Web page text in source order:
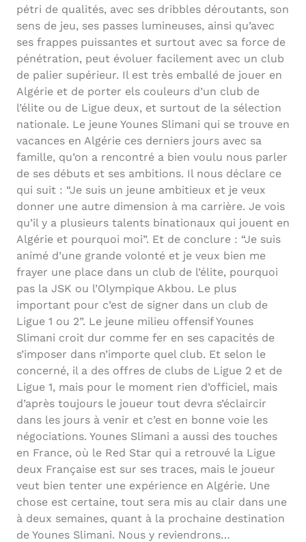
pétri de qualités, avec ses dribbles déroutants, son
sens de jeu, ses passes lumineuses, ainsi qu’avec
ses frappes puissantes et surtout avec sa force de
pénétration, peut évoluer facilement avec un club
de palier supérieur. Il est très emballé de jouer en
Algérie et de porter els couleurs d’un club de
l’élite ou de Ligue deux, et surtout de la sélection
nationale. Le jeune Younes Slimani qui se trouve en
vacances en Algérie ces derniers jours avec sa
famille, qu’on a rencontré a bien voulu nous parler
de ses débuts et ses ambitions. Il nous déclare ce
qui suit : “Je suis un jeune ambitieux et je veux
donner une autre dimension à ma carrière. Je vois
qu’il y a plusieurs talents binationaux qui jouent en
Algérie et pourquoi moi”. Et de conclure : “Je suis
animé d’une grande volonté et je veux bien me
frayer une place dans un club de l’élite, pourquoi
pas la JSK ou l’Olympique Akbou. Le plus
important pour c’est de signer dans un club de
Ligue 1 ou 2”. Le jeune milieu offensif Younes
Slimani croit dur comme fer en ses capacités de
s’imposer dans n’importe quel club. Et selon le
concerné, il a des offres de clubs de Ligue 2 et de
Ligue 1, mais pour le moment rien d’officiel, mais
d’après toujours le joueur tout devra s’éclaircir
dans les jours à venir et c’est en bonne voie les
négociations. Younes Slimani a aussi des touches
en France, où le Red Star qui a retrouvé la Ligue
deux Française est sur ses traces, mais le joueur
veut bien tenter une expérience en Algérie. Une
chose est certaine, tout sera mis au clair dans une
à deux semaines, quant à la prochaine destination
de Younes Slimani. Nous y reviendrons…